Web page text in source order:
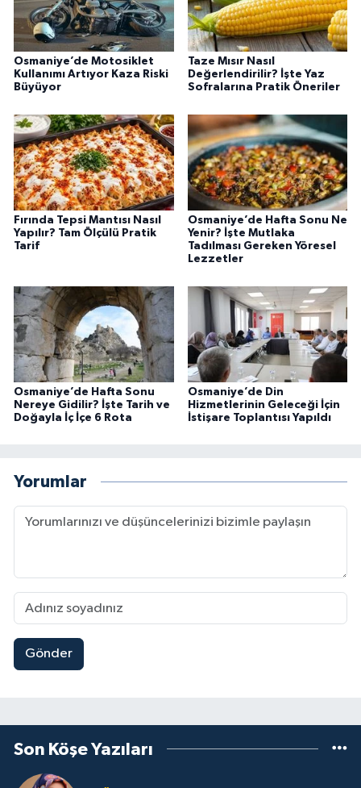
Osmaniye’de Motosiklet
Kullanımı Artıyor Kaza Riski
Büyüyor
Taze Mısır Nasıl
Değerlendirilir? İşte Yaz
Sofralarına Pratik Öneriler
Fırında Tepsi Mantısı Nasıl
Yapılır? Tam Ölçülü Pratik
Tarif
Osmaniye’de Hafta Sonu Ne
Yenir? İşte Mutlaka
Tadılması Gereken Yöresel
Lezzetler
Osmaniye’de Hafta Sonu
Nereye Gidilir? İşte Tarih ve
Doğayla İç İçe 6 Rota
Osmaniye’de Din
Hizmetlerinin Geleceği İçin
İstişare Toplantısı Yapıldı
Yorumlar
Gönder
Son Köşe Yazıları